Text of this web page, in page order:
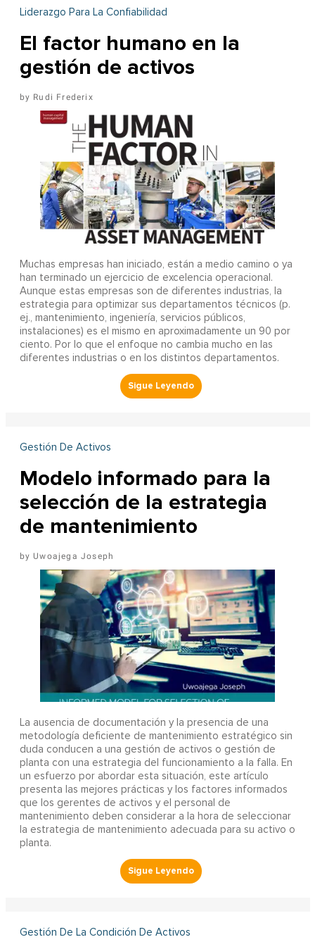
Liderazgo Para La Confiabilidad
El factor humano en la
gestión de activos
Rudi Frederix
Muchas empresas han iniciado, están a medio camino o ya
han terminado un ejercicio de excelencia operacional.
Aunque estas empresas son de diferentes industrias, la
estrategia para optimizar sus departamentos técnicos (p.
ej., mantenimiento, ingeniería, servicios públicos,
instalaciones) es el mismo en aproximadamente un 90 por
ciento. Por lo que el enfoque no cambia mucho en las
diferentes industrias o en los distintos departamentos.
Gestión De Activos
Modelo informado para la
selección de la estrategia
de mantenimiento
Uwoajega Joseph
La ausencia de documentación y la presencia de una
metodología deficiente de mantenimiento estratégico sin
duda conducen a una gestión de activos o gestión de
planta con una estrategia del funcionamiento a la falla. En
un esfuerzo por abordar esta situación, este artículo
presenta las mejores prácticas y los factores informados
que los gerentes de activos y el personal de
mantenimiento deben considerar a la hora de seleccionar
la estrategia de mantenimiento adecuada para su activo o
planta.
Gestión De La Condición De Activos